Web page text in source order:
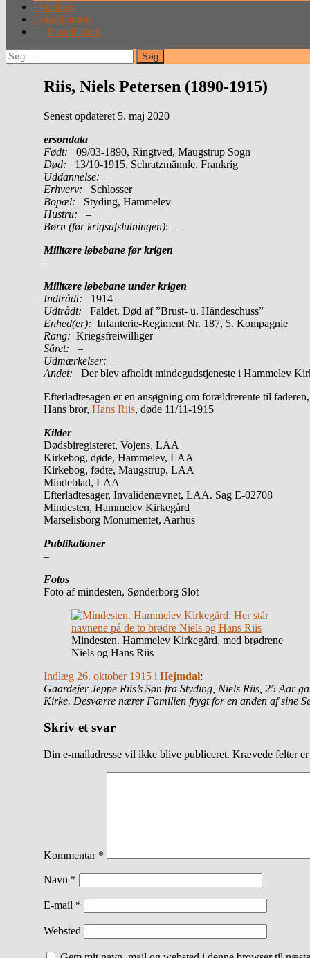
Leksikon
Lokalhistorie
Introduction
Søg
efter:
Riis, Niels Petersen (1890-1915)
Senest opdateret 5. maj 2020
ersondata
Født: 09/03-1890, Ringtved, Maugstrup Sogn
Død: 13/10-1915, Schratzmännle, Frankrig
Uddannelse: –
Erhverv: Schlosser
Bopæl: Styding, Hammelev
Hustru: –
Børn (før krigsafslutningen): –
Militære løbebane før krigen
–
Militære løbebane under krigen
Indtrådt: 1914
Udtrådt: Faldet. Død af ”Brust- u. Händeschuss”
Enhed(er): Infanterie-Regiment Nr. 187, 5. Kompagnie
Rang: Kriegsfreiwilliger
Såret: –
Udmærkelser: –
Andet: Der blev afholdt mindegudstjeneste i Hammelev
Efterladtesagen er en ansøgning om forældrerente til
Hans bror, Hans Riis, døde 11/11-1915
Kilder
Dødsbiregisteret, Vojens, LAA
Kirkebog, døde, Hammelev, LAA
Kirkebog, fødte, Maugstrup, LAA
Mindeblad, LAA
Efterladtesager, Invalidenævnet, LAA. Sag E-02708
Mindesten, Hammelev Kirkegård
Marselisborg Monumentet, Aarhus
Publikationer
–
Fotos
Foto af mindesten, Sønderborg Slot
Mindesten. Hammelev Kirkegård, med brødrene
Niels og Hans Riis
Indlæg 26. oktober 1915 i Hejmdal:
Gaardejer Jeppe Riis’s Søn fra Styding, Niels Riis, 25
Kirke. Desværre nærer Familien frygt for en anden af sine
Skriv et svar
Din e-mailadresse vil ikke blive publiceret. Krævede felter er
Kommentar *
Navn *
E-mail *
Websted